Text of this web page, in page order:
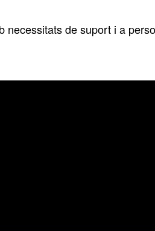
necessitats de suport i a